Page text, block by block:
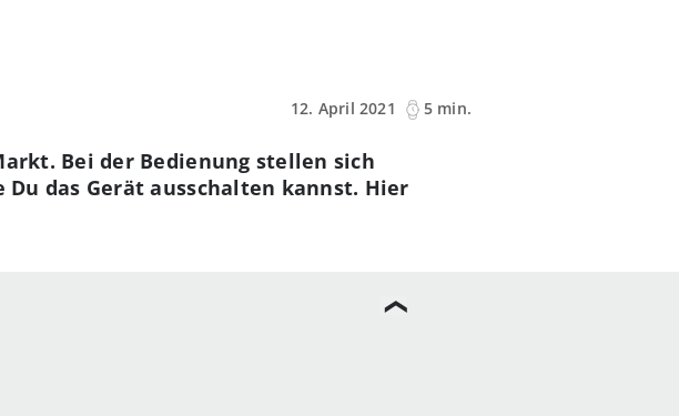
12. April 2021
5 min.
Bei der Bedienung stellen sich
das Gerät ausschalten kannst. Hier